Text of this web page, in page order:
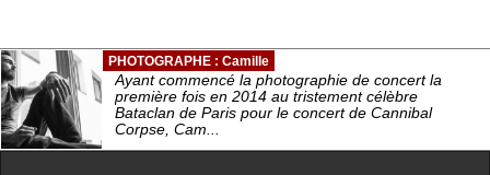
PHOTOGRAPHE : Camille
Ayant commencé la photographie de concert la
première fois en 2014 au tristement célèbre
Bataclan de Paris pour le concert de Cannibal
Corpse, Cam...